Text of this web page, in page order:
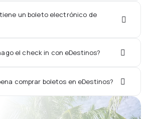
un boleto electrónico de
el check in con eDestinos?
comprar boletos en eDestinos?